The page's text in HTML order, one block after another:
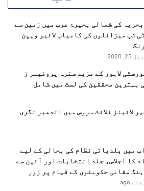
بحریہ کی شمالی بحیرۂ عرب میں زمین سے
شپ میزائلوں کی کامیاب لائیو ویپن
25, 2020
لاہور کے مزید سترہ پروفیسر ز
بہترین محققین کی لسٹ میں شامل
لائینز فلائٹ سروس میں اندھیر نگری
میں بلدیاتی نظام کی بحالی کے لیے
کا اجلاس، جلد انتخابات اور آئین سے
مقامی حکومتوں کے قیام پر زور